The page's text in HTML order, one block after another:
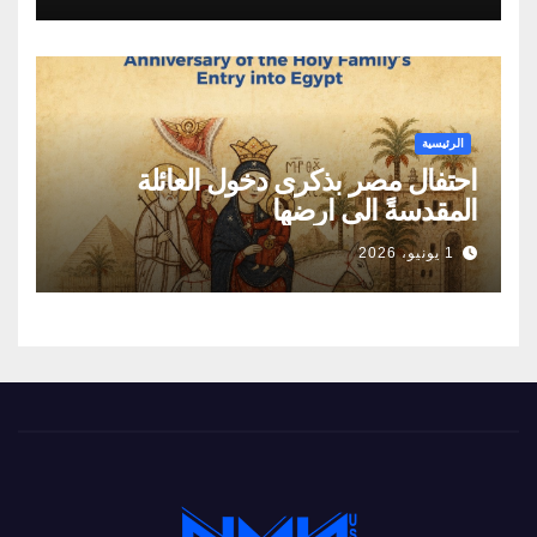
الطاقة
الرئيسية
احتفال مصر بذكرى دخول العائلة
المقدسةً الى ارضها
1 يونيو، 2026